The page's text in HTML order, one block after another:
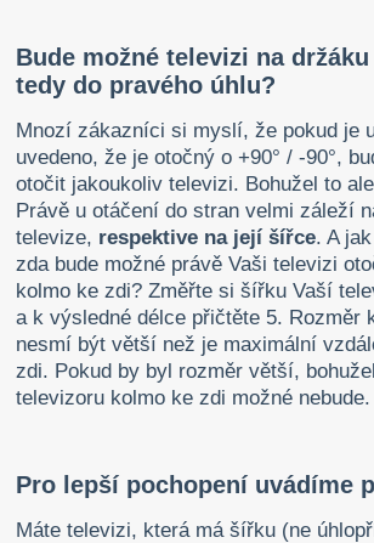
Bude možné televizi na
tedy do pravého úhlu?
Mnozí zákazníci si myslí, že pokud je
uvedeno, že je otočný o +90° / -90°,
otočit jakoukoliv televizi. Bohužel to
Právě u otáčení do stran velmi záleží
televize, respektive na její šířce. A
zda bude možné právě Vaši televizi
kolmo ke zdi? Změřte si šířku Vaší
a k výsledné délce přičtěte 5. Rozměr
nesmí být větší než je maximální
zdi. Pokud by byl rozměr větší,
televizoru kolmo ke zdi možné nebude.
Pro lepší pochopení uvádíme
Máte televizi, která má šířku (ne